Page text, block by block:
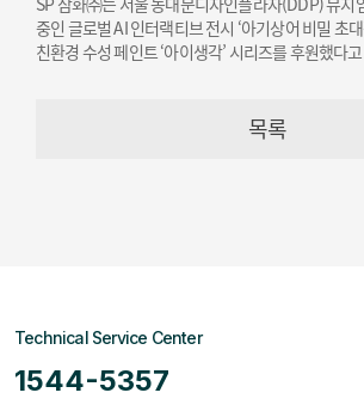
중인 글로벌 AI 인터랙티브 전시 ‘아기상어 비밀 초
친환경 수성 페인트 ‘아이생각’ 시리즈를 후원했다
목록
Technical Service Center
1544-5357